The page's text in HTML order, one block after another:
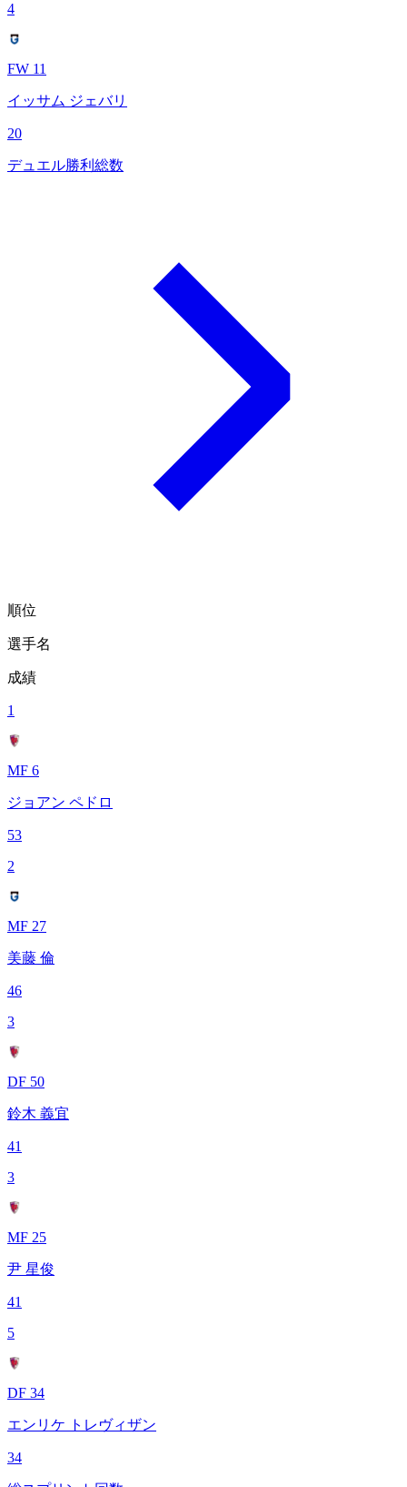
4
FW 11
イッサム ジェバリ
20
デュエル勝利総数
順位
選手名
成績
1
MF 6
ジョアン ペドロ
53
2
MF 27
美藤 倫
46
3
DF 50
鈴木 義宜
41
3
MF 25
尹 星俊
41
5
DF 34
エンリケ トレヴィザン
34